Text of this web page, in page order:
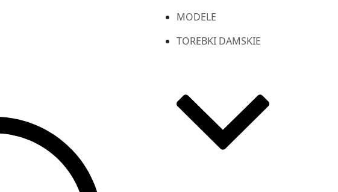
MODELE
TOREBKI DAMSKIE